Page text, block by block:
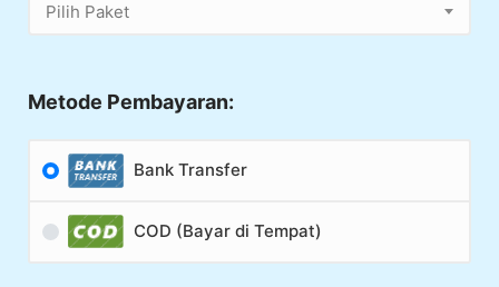
Pilih Paket
Metode Pembayaran:
Bank Transfer
COD (Bayar di Tempat)